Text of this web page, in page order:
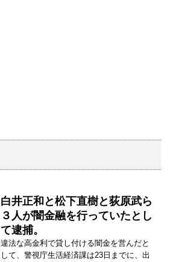
白井正和と松下直樹と荻原武ら
３人が闇金融を行っていたとし
て逮捕。
違法な高金利で貸し付ける闇金を営んだと
して、警視庁生活経済課は23日までに、出